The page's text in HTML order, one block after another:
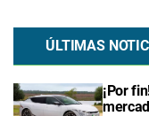
ÚLTIMAS
¡Por